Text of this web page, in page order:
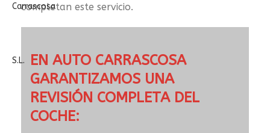
completan este servicio.
EN AUTO CARRASCOSA
GARANTIZAMOS UNA
REVISIÓN COMPLETA DEL
COCHE: